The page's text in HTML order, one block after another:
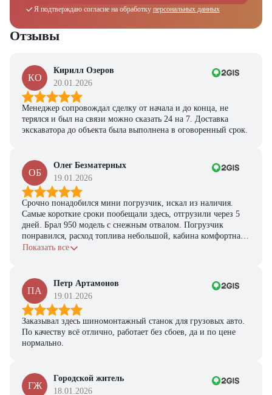
Я подтверждаю согласие на обработку персональных данных
Отзывы
КО
Кирилл Озеров
20.01.2026
Менеджер сопровождал сделку от начала и до конца, не
терялся и был на связи можно сказать 24 на 7. Доставка
экскаватора до объекта была выполнена в оговоренный срок.
ОБ
Олег Безматерных
19.01.2026
Срочно понадобился мини погрузчик, искал из наличия.
Самые короткие сроки пообещали здесь, отгрузили через 5
дней. Брал 950 модель с снежным отвалом. Погрузчик
понравился, расход топлива небольшой, кабина комфортная,
с задачами справляется.
Показать все
ПА
Петр Артамонов
19.01.2026
Заказывал здесь шиномонтажный станок для грузовых авто.
По качеству всё отлично, работает без сбоев, да и по цене
нормально.
ГЖ
Городской житель
18.01.2026